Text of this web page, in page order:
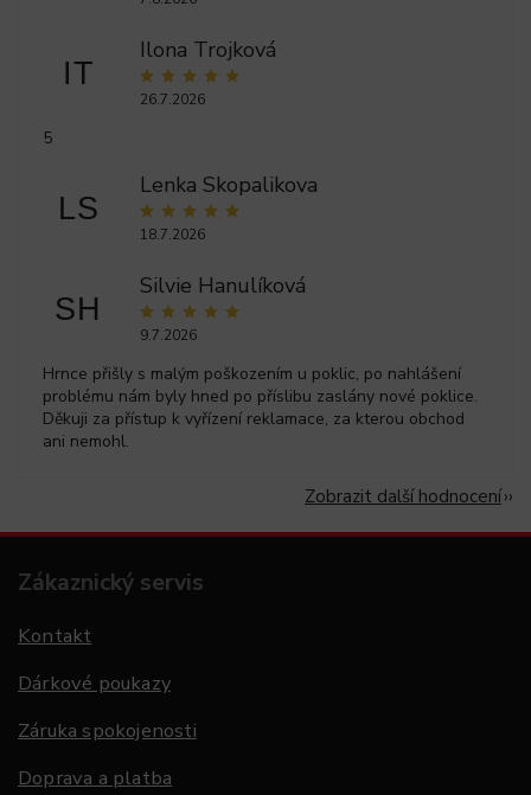
IT
Ilona Trojková
26.7.2026
5
LS
Lenka Skopalikova
18.7.2026
SH
Silvie Hanulíková
9.7.2026
Hrnce přišly s malým poškozením u poklic, po nahlášení
problému nám byly hned po příslibu zaslány nové poklice.
Děkuji za přístup k vyřízení reklamace, za kterou obchod
ani nemohl.
Zobrazit další hodnocení
Zákaznický servis
Kontakt
Dárkové poukazy
Záruka spokojenosti
Doprava a platba